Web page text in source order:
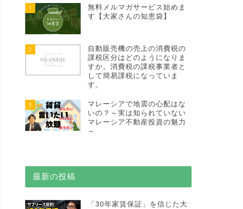
1
無料メルマガサービス始めま
す【大家さんの知恵袋】
2
自動販売機の売上の消費税の
課税区分はどのようになりま
すか。消費税の課税事業者と
して簡易課税になっていま
す。
3
マレーシアで地震の心配はな
いの？～実は知られていない
マレーシア不動産投資の魅力
～
最新の投稿
「30年家賃保証」を信じた大